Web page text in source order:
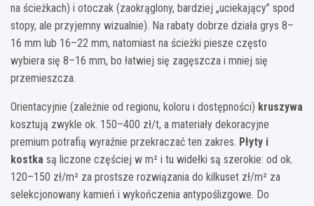
na ścieżkach) i otoczak (zaokrąglony, bardziej „uciekający” spod
stopy, ale przyjemny wizualnie). Na rabaty dobrze działa grys 8–
16 mm lub 16–22 mm, natomiast na ścieżki piesze często
wybiera się 8–16 mm, bo łatwiej się zagęszcza i mniej się
przemieszcza.
Orientacyjnie (zależnie od regionu, koloru i dostępności) kruszywa
kosztują zwykle ok. 150–400 zł/t, a materiały dekoracyjne
premium potrafią wyraźnie przekraczać ten zakres. Płyty i
kostka są liczone częściej w m² i tu widełki są szerokie: od ok.
120–150 zł/m² za prostsze rozwiązania do kilkuset zł/m² za
selekcjonowany kamień i wykończenia antypoślizgowe. Do